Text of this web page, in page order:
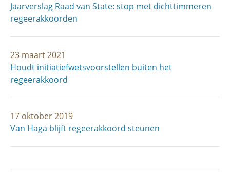
Jaarverslag Raad van State: stop met dichttimmeren
regeerakkoorden
23 maart 2021
Houdt initiatiefwets­voorstellen buiten het
regeerakkoord
17 oktober 2019
Van Haga blijft regeerakkoord steunen